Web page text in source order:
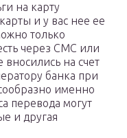
на карту
и у вас нее ее
только
через СМС или
на счет
банка при
именно
перевода могут
и другая